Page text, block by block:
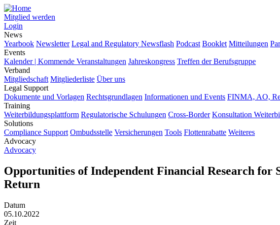
Mitglied werden
Login
News
Yearbook Newsletter Legal and Regulatory Newsflash Podcast Booklet Mitteilungen
Events
Kalender | Kommende Veranstaltungen Jahreskongress Treffen der Berufsgruppe
Verband
Mitgliedschaft Mitgliederliste Über uns
Legal Support
Dokumente und Vorlagen Rechtsgrundlagen Informationen und Events FINMA, AO,
Training
Weiterbildungsplattform Regulatorische Schulungen Cross-Border Konsultation
Solutions
Compliance Support Ombudsstelle Versicherungen Tools Flottenrabatte Weiteres
Advocacy
Advocacy
Opportunities of Independent Financial Research for
Return
Datum
05.10.2022
Zeit